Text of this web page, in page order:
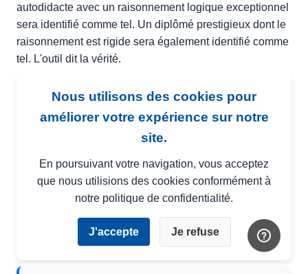
Nous utilisons des cookies pour
améliorer votre expérience sur notre
site.
En poursuivant votre navigation, vous acceptez
que nous utilisions des cookies conformément à
notre politique de confidentialité.
J'accepte Je refuse
autodidacte avec un raisonnement logique exceptionnel
sera identifié comme tel. Un diplômé prestigieux dont le
raisonnement est rigide sera également identifié comme
tel. L'outil dit la vérité.
d'approche ont découvert, lors de campagnes de
recrutement d'opérateurs techniques, que les candidats
avec les scores les plus élevés en raisonnement logique
progressaient le plus vite, indépendamment de leur
niveau de formation initiale. Les managers qui avaient
accès à ces données ajustaient leurs critères de
sélection en conséquence — et leurs taux de rétention à
18 mois s'amélioraient significativement.